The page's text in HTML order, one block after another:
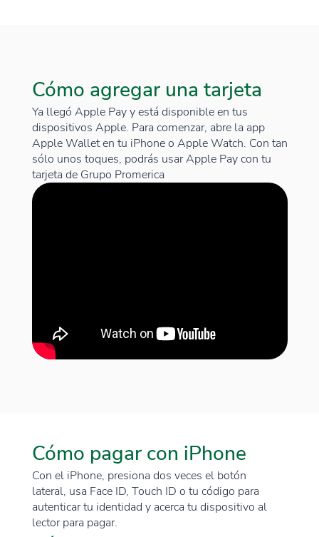
Cómo agregar una tarjeta
Ya llegó Apple Pay y está disponible en tus
dispositivos Apple. Para comenzar, abre la app
Apple Wallet en tu iPhone o Apple Watch. Con tan
sólo unos toques, podrás usar Apple Pay con tu
tarjeta de Grupo Promerica
Cómo pagar con iPhone
Con el iPhone, presiona dos veces el botón
lateral, usa Face ID, Touch ID o tu código para
autenticar tu identidad y acerca tu dispositivo al
lector para pagar.